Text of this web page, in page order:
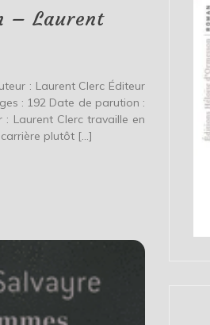
Clerc
– Laurent
: Laurent Clerc Éditeur
: 192 Date de parution :
Laurent Clerc travaille en
plutôt […]